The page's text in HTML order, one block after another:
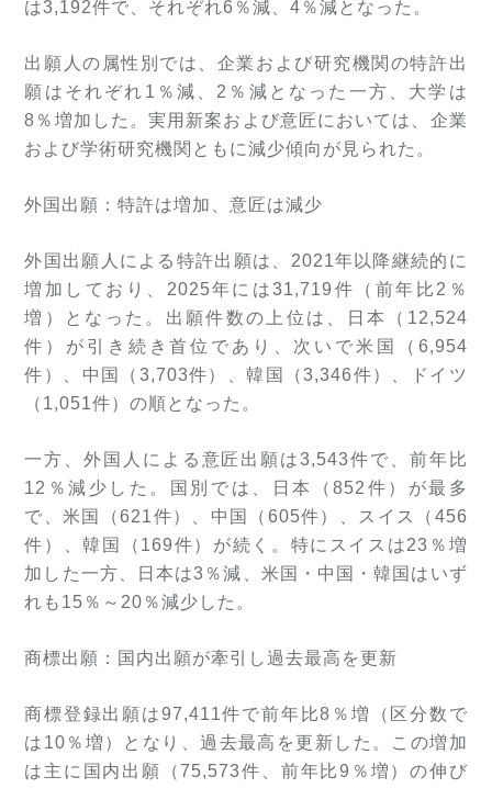
は3,192件で、それぞれ6％減、4％減となった。
出願人の属性別では、企業および研究機関の特許出
願はそれぞれ1％減、2％減となった一方、大学は
8％増加した。実用新案および意匠においては、企業
および学術研究機関ともに減少傾向が見られた。
外国出願：特許は増加、意匠は減少
外国出願人による特許出願は、2021年以降継続的に
増加しており、2025年には31,719件（前年比2％
増）となった。出願件数の上位は、日本（12,524
件）が引き続き首位であり、次いで米国（6,954
件）、中国（3,703件）、韓国（3,346件）、ドイツ
（1,051件）の順となった。
一方、外国人による意匠出願は3,543件で、前年比
12％減少した。国別では、日本（852件）が最多
で、米国（621件）、中国（605件）、スイス（456
件）、韓国（169件）が続く。特にスイスは23％増
加した一方、日本は3％減、米国・中国・韓国はいず
れも15％～20％減少した。
商標出願：国内出願が牽引し過去最高を更新
商標登録出願は97,411件で前年比8％増（区分数で
は10％増）となり、過去最高を更新した。この増加
は主に国内出願（75,573件、前年比9％増）の伸び